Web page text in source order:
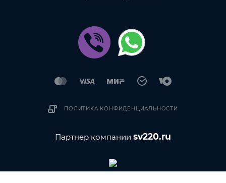
ПОЛИТИКА КОНФИДЕНЦИАЛЬНОСТИ
Партнер компании sv220.ru